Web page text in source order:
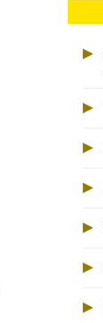
▸
▸
▸
▸
▸
▸
▸